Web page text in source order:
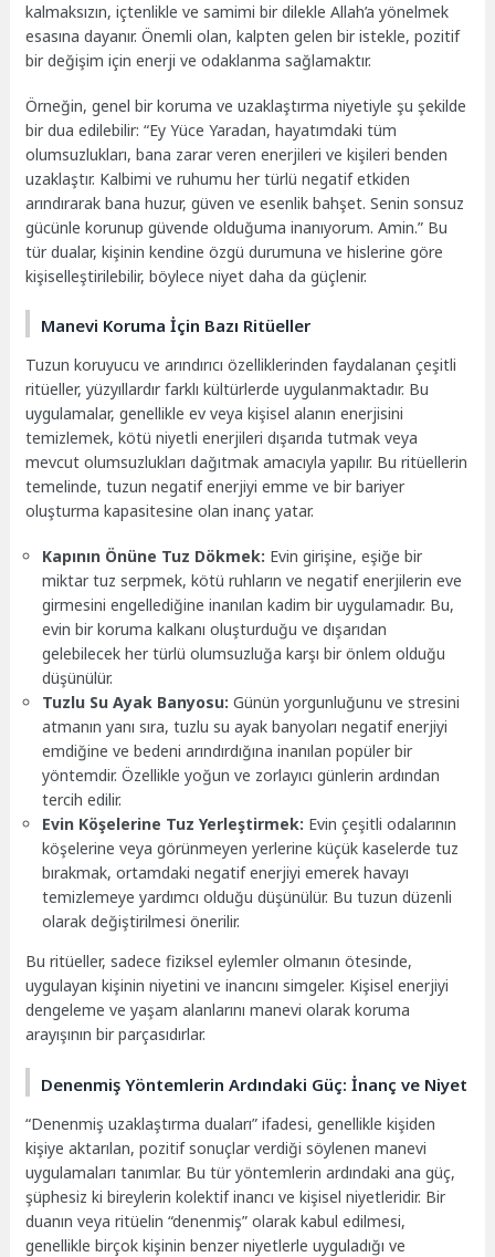
kalmaksızın, içtenlikle ve samimi bir dilekle Allah’a yönelmek
esasına dayanır. Önemli olan, kalpten gelen bir istekle, pozitif
bir değişim için enerji ve odaklanma sağlamaktır.
Örneğin, genel bir koruma ve uzaklaştırma niyetiyle şu şekilde
bir dua edilebilir: “Ey Yüce Yaradan, hayatımdaki tüm
olumsuzlukları, bana zarar veren enerjileri ve kişileri benden
uzaklaştır. Kalbimi ve ruhumu her türlü negatif etkiden
arındırarak bana huzur, güven ve esenlik bahşet. Senin sonsuz
gücünle korunup güvende olduğuma inanıyorum. Amin.” Bu
tür dualar, kişinin kendine özgü durumuna ve hislerine göre
kişiselleştirilebilir, böylece niyet daha da güçlenir.
Manevi Koruma İçin Bazı Ritüeller
Tuzun koruyucu ve arındırıcı özelliklerinden faydalanan çeşitli
ritüeller, yüzyıllardır farklı kültürlerde uygulanmaktadır. Bu
uygulamalar, genellikle ev veya kişisel alanın enerjisini
temizlemek, kötü niyetli enerjileri dışarıda tutmak veya
mevcut olumsuzlukları dağıtmak amacıyla yapılır. Bu ritüellerin
temelinde, tuzun negatif enerjiyi emme ve bir bariyer
oluşturma kapasitesine olan inanç yatar.
Kapının Önüne Tuz Dökmek: Evin girişine, eşiğe bir
miktar tuz serpmek, kötü ruhların ve negatif enerjilerin eve
girmesini engellediğine inanılan kadim bir uygulamadır. Bu,
evin bir koruma kalkanı oluşturduğu ve dışarıdan
gelebilecek her türlü olumsuzluğa karşı bir önlem olduğu
düşünülür.
Tuzlu Su Ayak Banyosu: Günün yorgunluğunu ve stresini
atmanın yanı sıra, tuzlu su ayak banyoları negatif enerjiyi
emdiğine ve bedeni arındırdığına inanılan popüler bir
yöntemdir. Özellikle yoğun ve zorlayıcı günlerin ardından
tercih edilir.
Evin Köşelerine Tuz Yerleştirmek: Evin çeşitli odalarının
köşelerine veya görünmeyen yerlerine küçük kaselerde tuz
bırakmak, ortamdaki negatif enerjiyi emerek havayı
temizlemeye yardımcı olduğu düşünülür. Bu tuzun düzenli
olarak değiştirilmesi önerilir.
Bu ritüeller, sadece fiziksel eylemler olmanın ötesinde,
uygulayan kişinin niyetini ve inancını simgeler. Kişisel enerjiyi
dengeleme ve yaşam alanlarını manevi olarak koruma
arayışının bir parçasıdırlar.
Denenmiş Yöntemlerin Ardındaki Güç: İnanç ve Niyet
“Denenmiş uzaklaştırma duaları” ifadesi, genellikle kişiden
kişiye aktarılan, pozitif sonuçlar verdiği söylenen manevi
uygulamaları tanımlar. Bu tür yöntemlerin ardındaki ana güç,
şüphesiz ki bireylerin kolektif inancı ve kişisel niyetleridir. Bir
duanın veya ritüelin “denenmiş” olarak kabul edilmesi,
genellikle birçok kişinin benzer niyetlerle uyguladığı ve